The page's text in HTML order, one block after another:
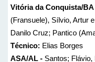
Vitória da Conquista/BA
(Fransuele), Sílvio, Artur
Danilo Cruz; Pantico
Técnico: Elias Borges
ASA/AL - Santos; Flávio,